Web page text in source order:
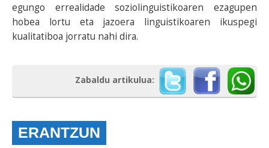
egungo errealidade soziolinguistikoaren ezagupen
hobea lortu eta jazoera linguistikoaren ikuspegi
kualitatiboa jorratu nahi dira.
Zabaldu artikulua:
ERANTZUN